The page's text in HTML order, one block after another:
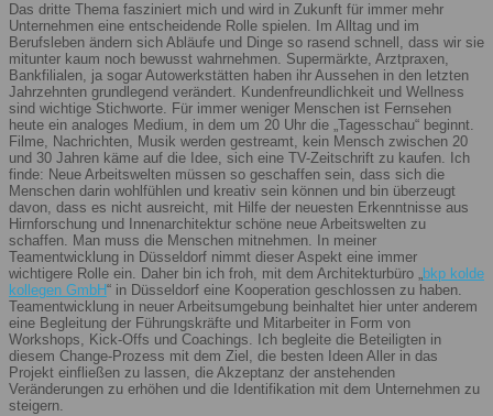
Das dritte Thema fasziniert mich und wird in Zukunft für immer mehr
Unternehmen eine entscheidende Rolle spielen. Im Alltag und im
Berufsleben ändern sich Abläufe und Dinge so rasend schnell, dass wir sie
mitunter kaum noch bewusst wahrnehmen. Supermärkte, Arztpraxen,
Bankfilialen, ja sogar Autowerkstätten haben ihr Aussehen in den letzten
Jahrzehnten grundlegend verändert. Kundenfreundlichkeit und Wellness
sind wichtige Stichworte. Für immer weniger Menschen ist Fernsehen
heute ein analoges Medium, in dem um 20 Uhr die „Tagesschau“ beginnt.
Filme, Nachrichten, Musik werden gestreamt, kein Mensch zwischen 20
und 30 Jahren käme auf die Idee, sich eine TV-Zeitschrift zu kaufen. Ich
finde: Neue Arbeitswelten müssen so geschaffen sein, dass sich die
Menschen darin wohlfühlen und kreativ sein können und bin überzeugt
davon, dass es nicht ausreicht, mit Hilfe der neuesten Erkenntnisse aus
Hirnforschung und Innenarchitektur schöne neue Arbeitswelten zu
schaffen. Man muss die Menschen mitnehmen. In meiner
Teamentwicklung in Düsseldorf nimmt dieser Aspekt eine immer
wichtigere Rolle ein. Daher bin ich froh, mit dem Architekturbüro „bkp kolde
kollegen GmbH“ in Düsseldorf eine Kooperation geschlossen zu haben.
Teamentwicklung in neuer Arbeitsumgebung beinhaltet hier unter anderem
eine Begleitung der Führungskräfte und Mitarbeiter in Form von
Workshops, Kick-Offs und Coachings. Ich begleite die Beteiligten in
diesem Change-Prozess mit dem Ziel, die besten Ideen Aller in das
Projekt einfließen zu lassen, die Akzeptanz der anstehenden
Veränderungen zu erhöhen und die Identifikation mit dem Unternehmen zu
steigern.